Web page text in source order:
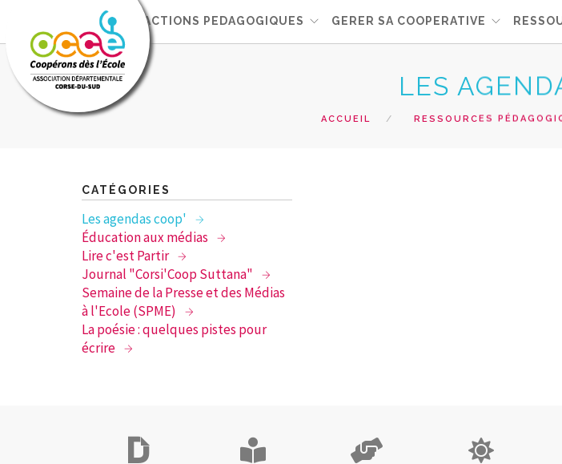
L'OCCE ACTIONS PEDAGOGIQUES GERER SA COOPERATIVE
LES
ACCUEIL RESSOURCES
CATÉGORIES
Les agendas coop'
Éducation aux médias
Lire c'est Partir
Journal "Corsi'Coop Suttana"
Semaine de la Presse et des Médias
à l'Ecole (SPME)
La poésie : quelques pistes pour
écrire